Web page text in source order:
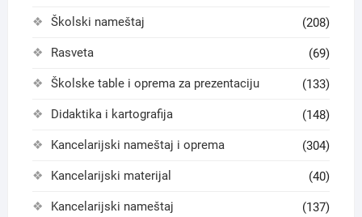
Školski nameštaj (208)
Rasveta (69)
Školske table i oprema za prezentaciju (133)
Didaktika i kartografija (148)
Kancelarijski nameštaj i oprema (304)
Kancelarijski materijal (40)
Kancelarijski nameštaj (137)